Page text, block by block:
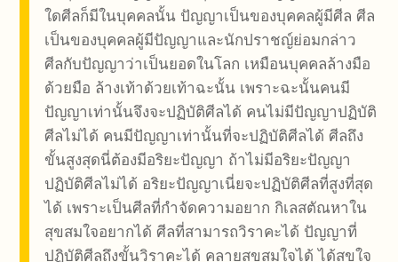
ใดศีลก็มีในบุคคลนั้น ปัญญาเป็นของบุคคลผู้มีศีล ศีล
เป็นของบุคคลผู้มีปัญญาและนักปราชญ์ย่อมกล่าว
ศีลกับปัญญาว่าเป็นยอดในโลก เหมือนบุคคลล้างมือ
ด้วยมือ ล้างเท้าด้วยเท้าฉะนั้น เพราะฉะนั้นคนมี
ปัญญาเท่านั้นจึงจะปฏิบัติศีลได้ คนไม่มีปัญญาปฏิบัติ
ศีลไม่ได้ คนมีปัญญาเท่านั้นที่จะปฏิบัติศีลได้ ศีลถึง
ขั้นสูงสุดนี่ต้องมีอริยะปัญญา ถ้าไม่มีอริยะปัญญา
ปฏิบัติศีลไม่ได้ อริยะปัญญาเนี่ยจะปฏิบัติศีลที่สูงที่สุด
ได้ เพราะเป็นศีลที่กำจัดความอยาก กิเลสตัณหาใน
สุขสมใจอยากได้ ศีลที่สามารถวิราคะได้ ปัญญาที่
ปฏิบัติศีลถึงขั้นวิราคะได้ คลายสุขสมใจได้ ได้สุขใจ